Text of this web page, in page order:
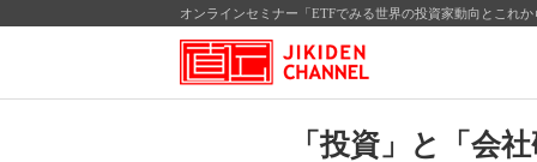
オンラインセミナー「ETFでみる世界の投資家動向とこれ
「投資」と「会